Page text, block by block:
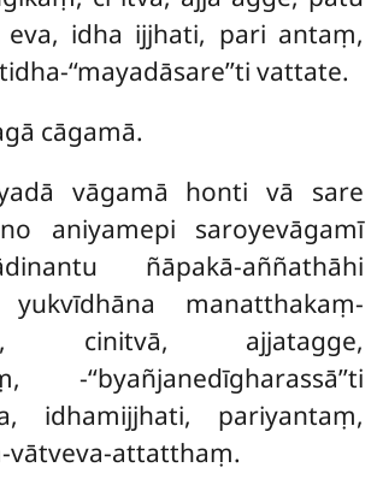
eva, idha ijjhati, pari antaṃ,
‘‘mayadāsare’’ti vattate.
cāgamā.
vāgamā honti vā sare
aniyamepi saroyevāgamī
ñāpakā-aññathāhi
manatthakaṃ-
cinitvā, ajjatagge,
-‘‘byañjanedīgharassā’’ti
idhamijjhati, pariyantaṃ,
attatthaṃ.